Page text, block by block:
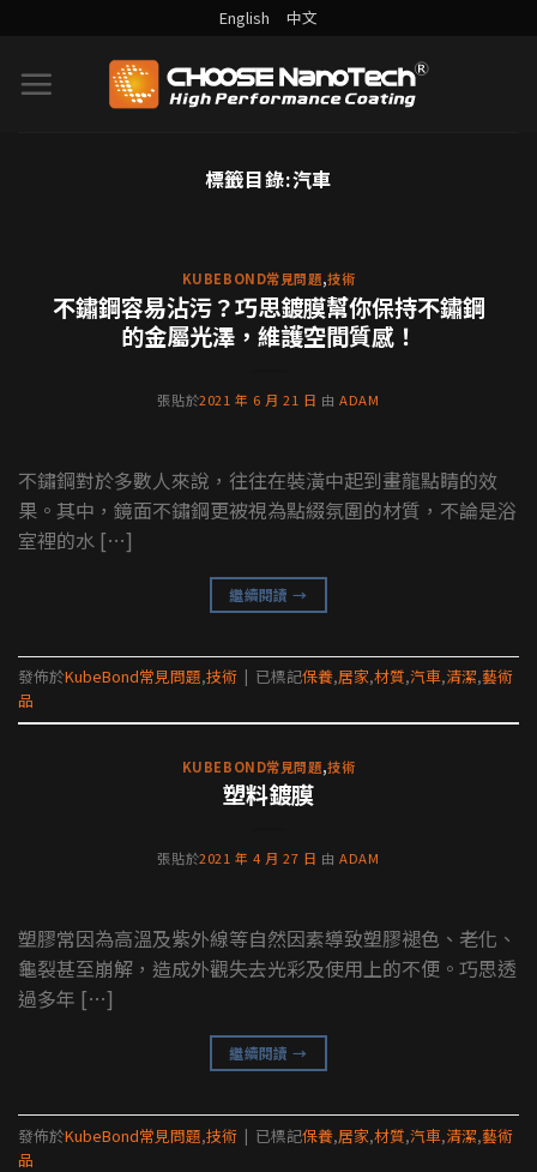
English 中文
標籤目錄:汽車
背後功臣就是藝術裝置鍍膜
沉思者，是奧古斯特·羅丹與其學生用大理石和石
膏製作的雕像，目前全世界共有46座沉思者雕像，
KUBEBOND常見問題,技術
不鏽鋼容易沾污？巧思鍍膜幫你保持不鏽鋼
的金屬光澤，維護空間質感！
張貼於2021 年 6 月 21 日 由ADAM
不鏽鋼對於多數人來說，往往在裝潢中起到畫龍點睛的效
果。其中，鏡面不鏽鋼更被視為點綴氛圍的材質，不論是浴
室裡的水 […]
繼續閱讀→
發佈於KubeBond常見問題,技術 | 已標記保養,居家,材質,汽車,清潔,藝術
品
KUBEBOND常見問題,技術
塑料鍍膜
張貼於2021 年 4 月 27 日 由ADAM
塑膠常因為高溫及紫外線等自然因素導致塑膠褪色、老化、
龜裂甚至崩解，造成外觀失去光彩及使用上的不便。巧思透
過多年 […]
繼續閱讀→
發佈於KubeBond常見問題,技術 | 已標記保養,居家,材質,汽車,清潔,藝術
品